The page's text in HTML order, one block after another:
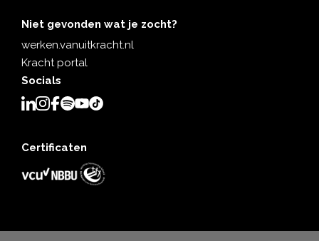
Niet gevonden wat je zocht?
werken.vanuitkracht.nl
Kracht portal
Socials
Certificaten